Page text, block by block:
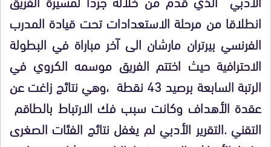
انطلاقا من مرحلة الاستعدادات تحت قيادة المدرب
الفرنسي بيرتران مارشان الى آخر مباراة في البطولة
الاحترافية حيث اختتم الفريق موسمه الكروي في
الرتبة السابعة برصيد 43 نقطة ،وهي نتائج زاغت عن
عقدة الأهداف وكانت سبب فك الارتباط بالطاقم
التقني .التقرير الأدبي لم يغفل نتائج الفئات الصغرى